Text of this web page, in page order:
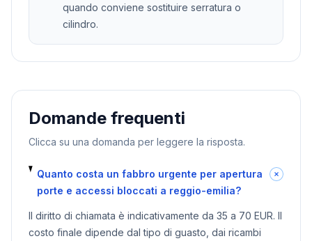
quando conviene sostituire serratura o
cilindro.
Domande frequenti
Clicca su una domanda per leggere la risposta.
Quanto costa un fabbro urgente per apertura
porte e accessi bloccati a reggio-emilia?
Il diritto di chiamata è indicativamente da 35 a 70 EUR. Il
costo finale dipende dal tipo di guasto, dai ricambi